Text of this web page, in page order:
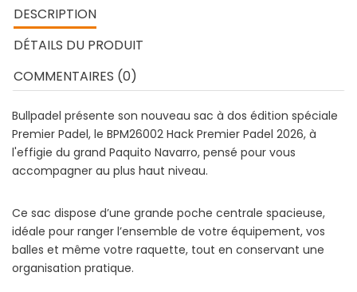
DESCRIPTION
DÉTAILS DU PRODUIT
COMMENTAIRES (0)
Bullpadel présente son nouveau sac à dos édition spéciale
Premier Padel, le BPM26002 Hack Premier Padel 2026, à
l'effigie du grand Paquito Navarro, pensé pour vous
accompagner au plus haut niveau.
Ce sac dispose d’une grande poche centrale spacieuse,
idéale pour ranger l’ensemble de votre équipement, vos
balles et même votre raquette, tout en conservant une
organisation pratique.